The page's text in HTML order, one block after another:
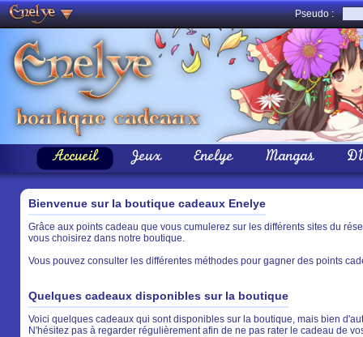
Pseudo :
Accueil Jeux Enelye Mangas
Bienvenue sur la boutique cadeaux Enelye
Grâce aux points cadeau que vous cumulerez sur les différents sites du
vous choisirez dans notre boutique.
Vous pouvez consulter les différentes méthodes pour gagner des points
Quelques cadeaux disponibles sur la boutique
Voici quelques cadeaux qui sont disponibles sur la boutique, mais bien
N'hésitez pas à regarder régulièrement afin de ne pas rater le cadeau de